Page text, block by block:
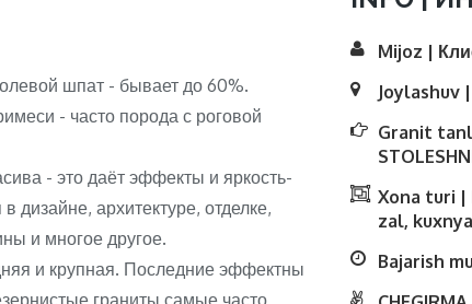
шпат - бывает до 60%.
- часто порода с роговой
- это даёт эффекты и яркость-
дизайне, архитектуре, отделке,
и многое другое.
и крупная. Последние эффектны
Mijoz |
Joylashuv
Granit
Xona turi |
zal,
Bajarish